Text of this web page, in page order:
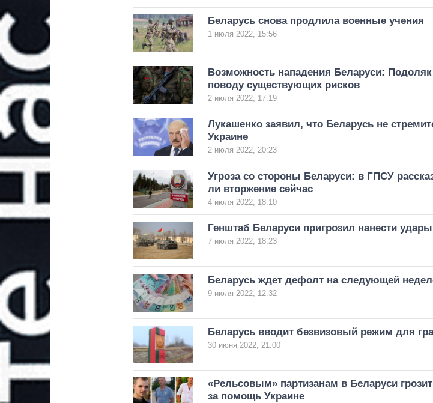
Беларусь снова продлила военные учения
1 июля 2022, 15:56
Возможность нападения Беларуси:
поводу существующих рисков
2 июля 2022, 17:19
Лукашенко заявил, что Беларусь не
Украине
2 июля 2022, 20:23
Угроза со стороны Беларуси: в ГПСУ
ли вторжение сейчас
4 июля 2022, 18:10
Генштаб Беларуси пригрозил нанести
7 июля 2022, 18:23
Беларусь ждет дефолт на следующей
9 июля 2022, 12:32
Беларусь вводит безвизовый режим для
30 июня 2022, 21:00
«Рельсовым» партизанам в Беларуси
за помощь Украине